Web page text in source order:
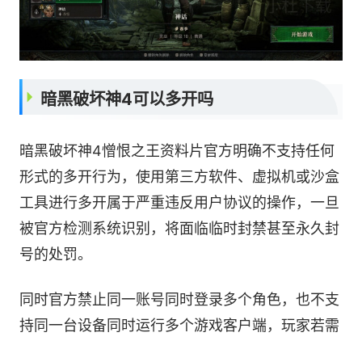
暗黑破坏神4可以多开吗
暗黑破坏神4憎恨之王资料片官方明确不支持任何
形式的多开行为，使用第三方软件、虚拟机或沙盒
工具进行多开属于严重违反用户协议的操作，一旦
被官方检测系统识别，将面临临时封禁甚至永久封
号的处罚。
同时官方禁止同一账号同时登录多个角色，也不支
持同一台设备同时运行多个游戏客户端，玩家若需